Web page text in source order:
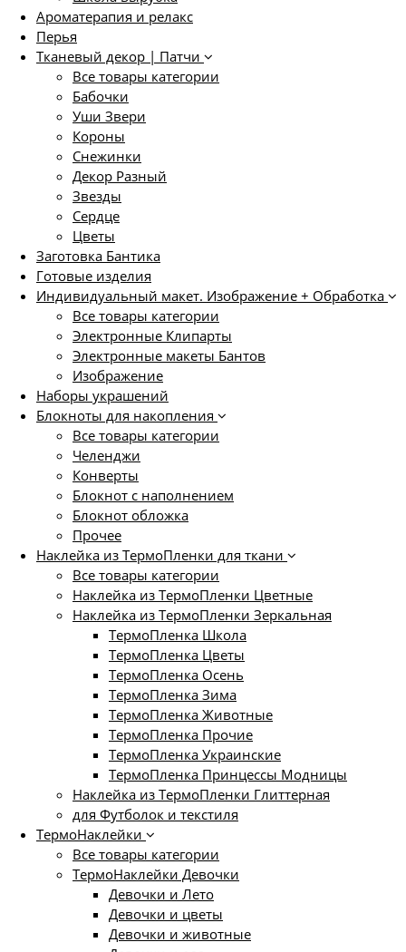
Ароматерапия и релакс
Перья
Тканевый декор | Патчи
Все товары категории
Бабочки
Уши Звери
Короны
Снежинки
Декор Разный
Звезды
Сердце
Цветы
Заготовка Бантика
Готовые изделия
Индивидуальный макет. Изображение + Обработка
Все товары категории
Электронные Клипарты
Электронные макеты Бантов
Изображение
Наборы украшений
Блокноты для накопления
Все товары категории
Челенджи
Конверты
Блокнот с наполнением
Блокнот обложка
Прочее
Наклейка из ТермоПленки для ткани
Все товары категории
Наклейка из ТермоПленки Цветные
Наклейка из ТермоПленки Зеркальная
ТермоПленка Школа
ТермоПленка Цветы
ТермоПленка Осень
ТермоПленка Зима
ТермоПленка Животные
ТермоПленка Прочие
ТермоПленка Украинские
ТермоПленка Принцессы Модницы
Наклейка из ТермоПленки Глиттерная
для Футболок и текстиля
ТермоНаклейки
Все товары категории
ТермоНаклейки Девочки
Девочки и Лето
Девочки и цветы
Девочки и животные